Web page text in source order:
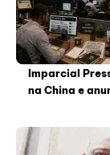
Imparcial
na China e